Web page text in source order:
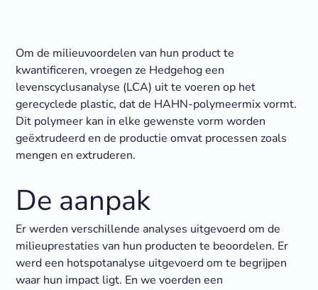
Om de milieuvoordelen van hun product te
kwantificeren, vroegen ze Hedgehog een
levenscyclusanalyse (LCA) uit te voeren op het
gerecyclede plastic, dat de HAHN-polymeermix vormt.
Dit polymeer kan in elke gewenste vorm worden
geëxtrudeerd en de productie omvat processen zoals
mengen en extruderen.
De aanpak
Er werden verschillende analyses uitgevoerd om de
milieuprestaties van hun producten te beoordelen. Er
werd een hotspotanalyse uitgevoerd om te begrijpen
waar hun impact ligt. En we voerden een